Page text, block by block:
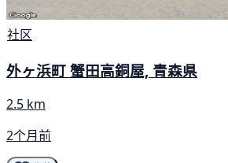
社区
外ヶ浜町 蟹田高銅屋, 青森県
2.5 km
2个月前